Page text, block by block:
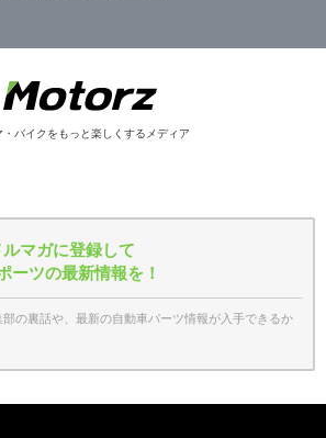
・バイクをもっと楽しくするメディア
マガに登録して
ーツの最新情報を！
の裏話や、最新の自動車パーツ情報が入手できるか